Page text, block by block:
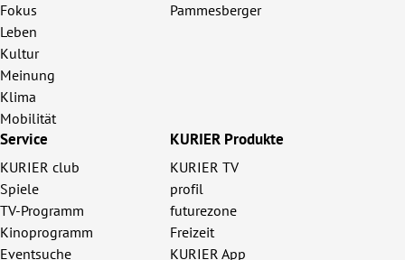
Fokus
Leben
Kultur
Meinung
Klima
Mobilität
Pammesberger
Service
KURIER club
Spiele
TV-Programm
Kinoprogramm
Eventsuche
KURIER Produkte
KURIER TV
profil
futurezone
Freizeit
KURIER App